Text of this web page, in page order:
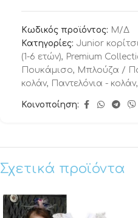
Κωδικός προϊόντος: Μ/Δ
Κατηγορίες: Junior
(1-6 ετών), Premium
Πουκάμισο, Μπλούζα /
κολάν, Παντελόνια - κολάν,
Κοινοποίηση:
Σχετικά προϊόντα